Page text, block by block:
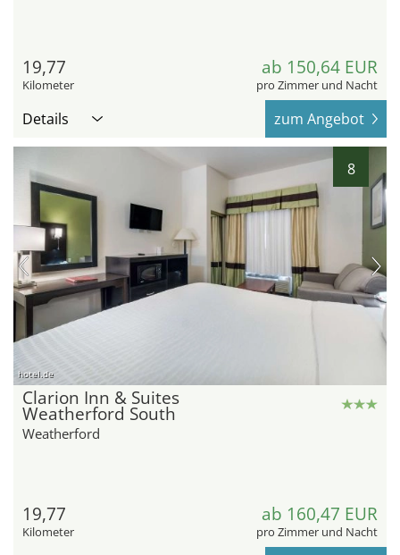
19,77
Kilometer
ab 150,64 EUR
pro Zimmer und Nacht
Details zum Angebot
8
hotel.de
Clarion Inn & Suites
Weatherford South
Weatherford
19,77
Kilometer
ab 160,47 EUR
pro Zimmer und Nacht